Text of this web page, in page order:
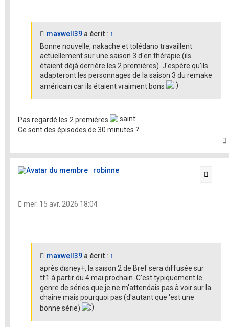
maxwell39 a écrit : ↑
Bonne nouvelle, nakache et tolédano travaillent
actuellement sur une saison 3 d'en thérapie (ils
étaient déjà derrière les 2 premières). J'espère qu'ils
adapteront les personnages de la saison 3 du remake
américain car ils étaient vraiment bons
Pas regardé les 2 premières
Ce sont des épisodes de 30 minutes ?
robinne
mer. 15 avr. 2026 18:04
maxwell39 a écrit : ↑
après disney+, la saison 2 de Bref sera diffusée sur
tf1 à partir du 4 mai prochain. C'est typiquement le
genre de séries que je ne m'attendais pas à voir sur la
chaine mais pourquoi pas (d'autant que 'est une
bonne série)